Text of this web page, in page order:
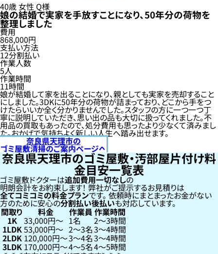
40歳女性 Q様
娘の結婚で実家を手放すことになり、50年分の荷物を
整理しました
費用
868,000円
支払い方法
12分割払い
作業人数
5人
作業時間
11時間
娘が結婚して家を出ることになり、親としても実家を売却すること
にしました。3DKに50年分の荷物が詰まっており、どこから手をつ
けたらいいか全く分かりませんでした。スタッフの方に一つ一つ丁
寧に説明していただき、思い出の品も大切に扱ってくれました。不
用品の買取もあったので、処分費用も思ったより少なくて済みまし
た。おかげで気持ちよく新しい人生へ踏み出せます。
奈良県天理市の
ゴミ屋敷清掃のご案内ページへ
奈良県天理市のゴミ屋敷・汚部屋片付け料
金目安一覧表
ゴミ屋敷ドクターは追加費用一切なしの
明朗会計をお約束します！弊社がご提示するお見積りは
全てコミコミの料金プランです。依頼時にまとまったお金がない
方のために安心の分割払い後払いも対応しています。
間取り 料金 作業員 作業時間
1K 33,000円〜 1名 2〜3時間
1LDK53,000円〜 2〜3名3〜4時間
2LDK 120,000円〜3〜4名3〜4時間
3LDK 170,000円〜4〜5名4〜5時間